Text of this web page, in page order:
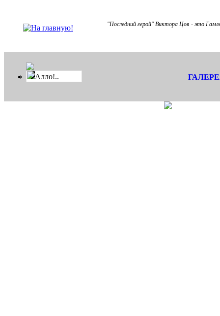
"Последний герой" Виктора Цоя - это
Алло!..